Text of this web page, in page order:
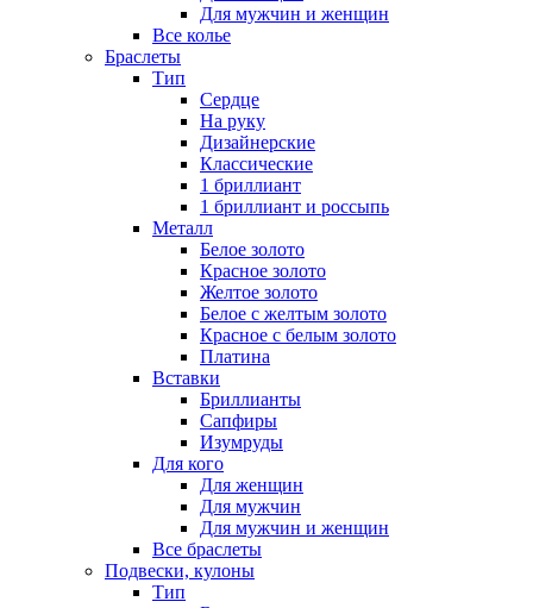
Для мужчин и женщин
Все колье
Браслеты
Тип
Сердце
На руку
Дизайнерские
Классические
1 бриллиант
1 бриллиант и россыпь
Металл
Белое золото
Красное золото
Желтое золото
Белое с желтым золото
Красное с белым золото
Платина
Вставки
Бриллианты
Сапфиры
Изумруды
Для кого
Для женщин
Для мужчин
Для мужчин и женщин
Все браслеты
Подвески, кулоны
Тип